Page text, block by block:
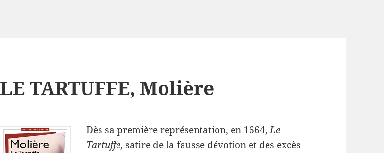
LE TARTUFFE, Molière
Dès sa première représentation, en 1664,Le
Tartuffe, satire de la fausse dévotion et des excès